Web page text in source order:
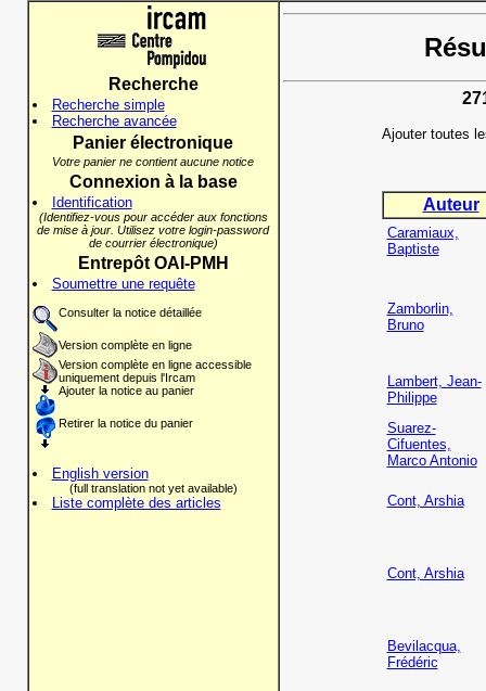
Recherche
Recherche simple
Recherche avancée
Panier électronique
Votre panier ne contient aucune notice
Connexion à la base
Identification
(Identifiez-vous pour accéder aux fonctions
de mise à jour. Utilisez votre login-password
de courrier électronique)
Entrepôt OAI-PMH
Soumettre une requête
Consulter la notice détaillée
Version complète en ligne
Version complète en ligne accessible
uniquement depuis l'Ircam
Ajouter la notice au panier
Retirer la notice du panier
English version
(full translation not yet available)
Liste complète des articles
Ajouter toutes
Auteur
Caramiaux,
Baptiste
Zamborlin,
Bruno
Lambert, Jean-
Philippe
Suarez-
Cifuentes,
Marco Antonio
Cont, Arshia
Cont, Arshia
Bevilacqua,
Frédéric